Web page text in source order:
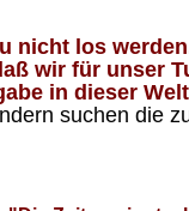
nicht los
wir für unser
in dieser
suchen die